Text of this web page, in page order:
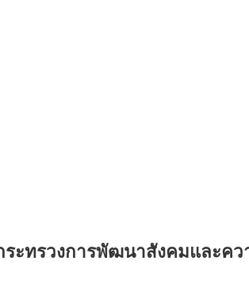
ทรวงการพัฒนาสังคมและค